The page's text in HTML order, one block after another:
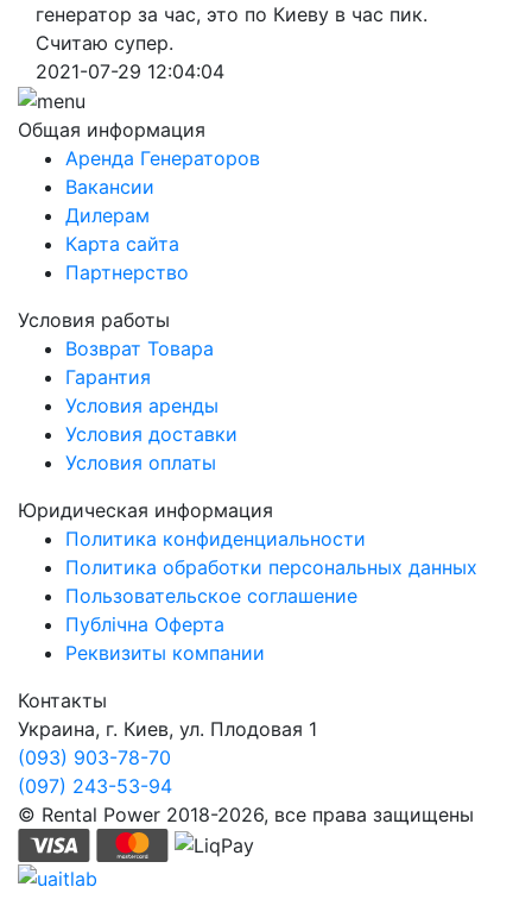
генератор за час, это по Киеву в час пик.
Считаю супер.
2021-07-29 12:04:04
Общая информация
Аренда Генераторов
Вакансии
Дилерам
Карта сайта
Партнерство
Условия работы
Возврат Товара
Гарантия
Условия аренды
Условия доставки
Условия оплаты
Юридическая информация
Политика конфиденциальности
Политика обработки персональных данных
Пользовательское соглашение
Публічна Оферта
Реквизиты компании
Контакты
Украина, г. Киев, ул. Плодовая 1
(093) 903-78-70
(097) 243-53-94
© Rental Power 2018-2026, все права защищены